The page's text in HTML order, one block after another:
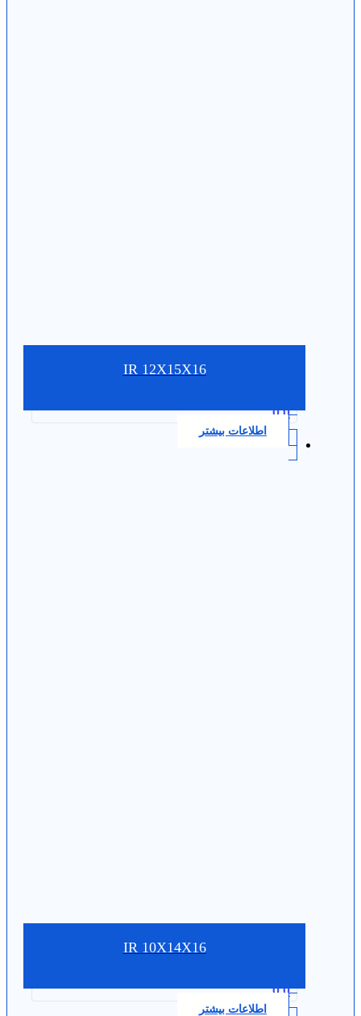
IR 12X15X16
0.0
اطلاعات بیشتر
IR 10X14X16
0.0
اطلاعات بیشتر